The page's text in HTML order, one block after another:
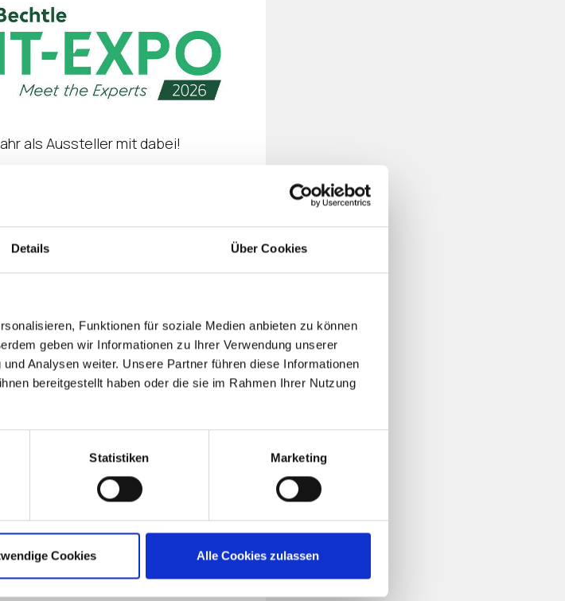
Details Über Cookies
Funktionen für soziale Medien anbieten zu können
geben wir Informationen zu Ihrer Verwendung unserer
Analysen weiter. Unsere Partner führen diese Informationen
bereitgestellt haben oder die sie im Rahmen Ihrer Nutzung
Statistiken Marketing
Cookies Alle Cookies zulassen
als Aussteller mit dabei!
Tag voller Impulse für Ihre IT-
Sie praxisnahes Know-how
Keynotes sowie spannenden
zentrale Themen für Ihre IT-